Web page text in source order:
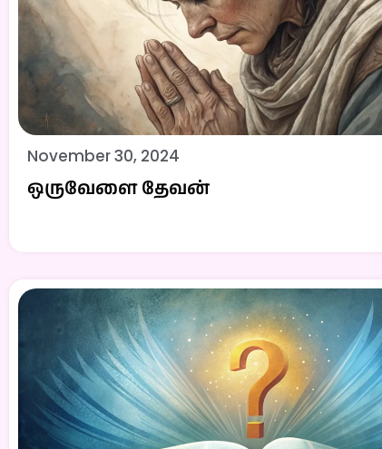
November 30, 2024
ஒருவேளை தேவன்